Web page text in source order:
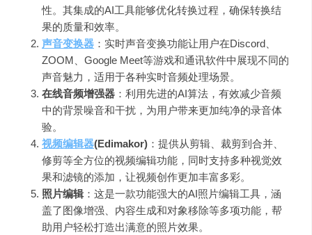
性。其集成的AI工具能够优化转换过程，确保转换结
果的质量和效率。
声音变换器 ：实时声音变换功能让用户在Discord、
ZOOM、Google Meet等游戏和通讯软件中展现不同的
声音魅力，适用于各种实时音频处理场景。
在线音频增强器 ：利用先进的AI算法，有效减少音频
中的背景噪音和干扰，为用户带来更加纯净的录音体
验。
视频编辑器(Edimakor) ：提供从剪辑、裁剪到合并、
修剪等全方位的视频编辑功能，同时支持多种视觉效
果和滤镜的添加，让视频创作更加丰富多彩。
照片编辑：这是一款功能强大的AI照片编辑工具，涵
盖了图像增强、内容生成和对象移除等多项功能，帮
助用户轻松打造出满意的照片效果。